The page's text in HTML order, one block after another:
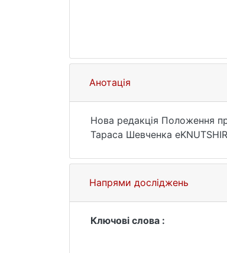
Анотація
Нова редакція Положення
Тараса Шевченка
Напрями досліджень
Ключові слова :